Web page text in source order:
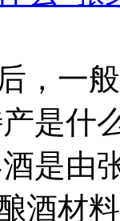
，一
是什
是由
酒材